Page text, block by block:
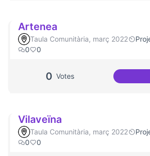
Artenea
Taula Comunitària, març 2022
0
0
0 Votes
Vilaveïna
Taula Comunitària, març 2022
0
0